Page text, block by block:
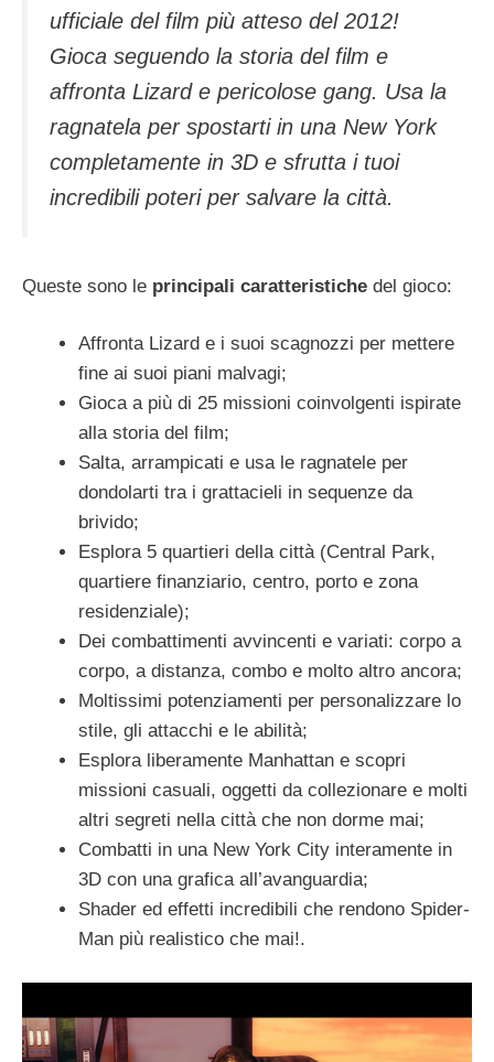
ufficiale del film più atteso del 2012!
Gioca seguendo la storia del film e
affronta Lizard e pericolose gang. Usa la
ragnatela per spostarti in una New York
completamente in 3D e sfrutta i tuoi
incredibili poteri per salvare la città.
Queste sono le principali caratteristiche del gioco:
Affronta Lizard e i suoi scagnozzi per mettere
fine ai suoi piani malvagi;
Gioca a più di 25 missioni coinvolgenti ispirate
alla storia del film;
Salta, arrampicati e usa le ragnatele per
dondolarti tra i grattacieli in sequenze da
brivido;
Esplora 5 quartieri della città (Central Park,
quartiere finanziario, centro, porto e zona
residenziale);
Dei combattimenti avvincenti e variati: corpo a
corpo, a distanza, combo e molto altro ancora;
Moltissimi potenziamenti per personalizzare lo
stile, gli attacchi e le abilità;
Esplora liberamente Manhattan e scopri
missioni casuali, oggetti da collezionare e molti
altri segreti nella città che non dorme mai;
Combatti in una New York City interamente in
3D con una grafica all’avanguardia;
Shader ed effetti incredibili che rendono Spider-
Man più realistico che mai!.